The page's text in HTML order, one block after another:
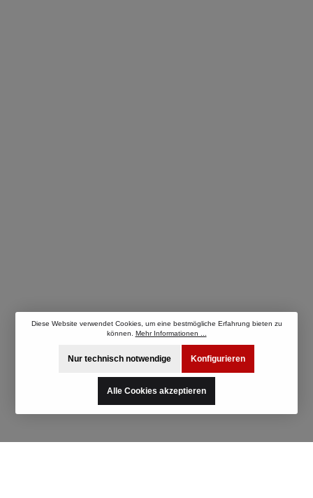
Diese Website verwendet Cookies, um eine bestmögliche Erfahrung bieten zu
können. Mehr Informationen ...
Nur technisch notwendige Konfigurieren
Alle Cookies akzeptieren